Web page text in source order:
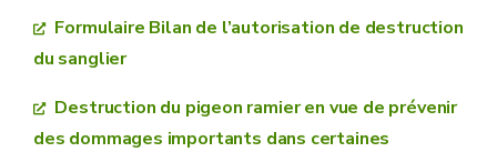
Formulaire Bilan de l’autorisation de destruction
du sanglier
Destruction du pigeon ramier en vue de prévenir
des dommages importants dans certaines